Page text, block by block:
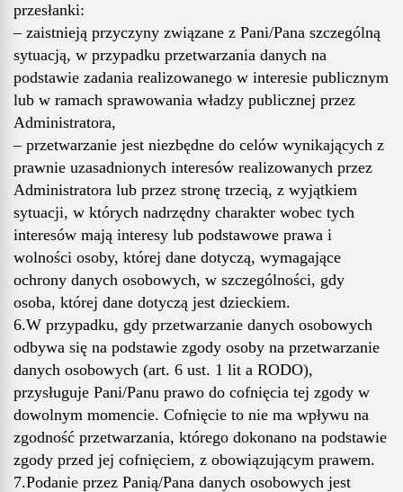
przesłanki:
– zaistnieją przyczyny związane z Pani/Pana szczególną
sytuacją, w przypadku przetwarzania danych na
podstawie zadania realizowanego w interesie publicznym
lub w ramach sprawowania władzy publicznej przez
Administratora,
– przetwarzanie jest niezbędne do celów wynikających z
prawnie uzasadnionych interesów realizowanych przez
Administratora lub przez stronę trzecią, z wyjątkiem
sytuacji, w których nadrzędny charakter wobec tych
interesów mają interesy lub podstawowe prawa i
wolności osoby, której dane dotyczą, wymagające
ochrony danych osobowych, w szczególności, gdy
osoba, której dane dotyczą jest dzieckiem.
6.W przypadku, gdy przetwarzanie danych osobowych
odbywa się na podstawie zgody osoby na przetwarzanie
danych osobowych (art. 6 ust. 1 lit a RODO),
przysługuje Pani/Panu prawo do cofnięcia tej zgody w
dowolnym momencie. Cofnięcie to nie ma wpływu na
zgodność przetwarzania, którego dokonano na podstawie
zgody przed jej cofnięciem, z obowiązującym prawem.
7.Podanie przez Panią/Pana danych osobowych jest